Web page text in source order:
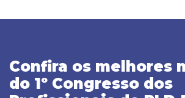
Confira os melhores
do 1º Congresso dos